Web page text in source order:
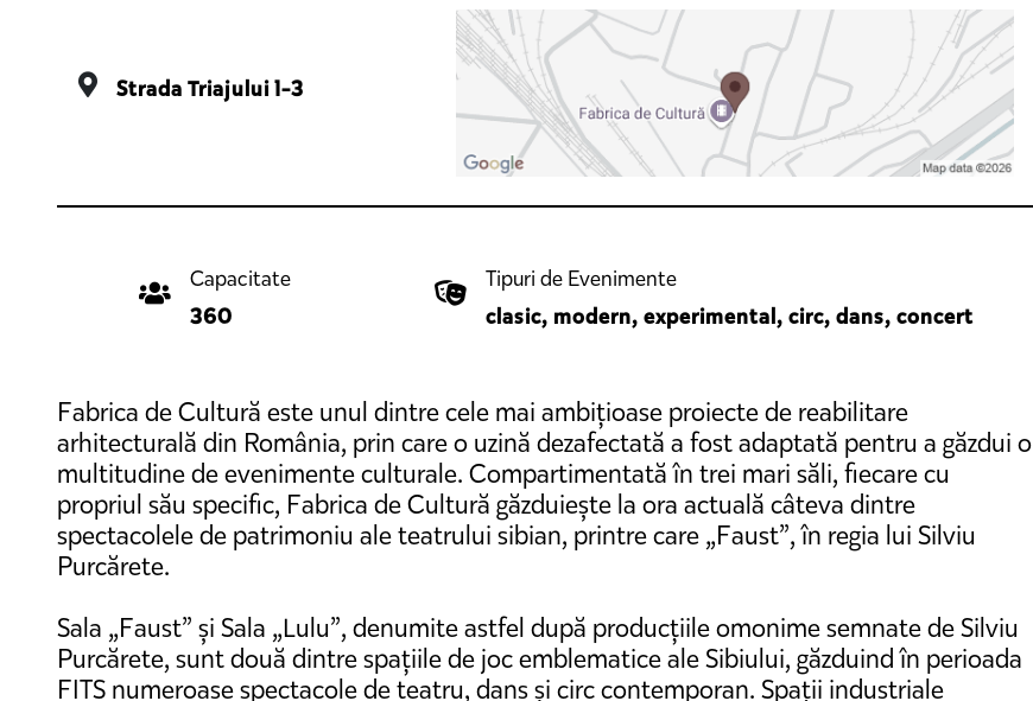
Strada Triajului 1-3
Capacitate
360
Tipuri de Evenimente
clasic, modern, experimental, circ, dans, concert
Fabrica de Cultură este unul dintre cele mai ambițioase proiecte de reabilitare
arhitecturală din România, prin care o uzină dezafectată a fost adaptată pentru a găzdui o
multitudine de evenimente culturale. Compartimentată în trei mari săli, fiecare cu
propriul său specific, Fabrica de Cultură găzduiește la ora actuală câteva dintre
spectacolele de patrimoniu ale teatrului sibian, printre care „Faust”, în regia lui Silviu
Purcărete.
Sala „Faust” și Sala „Lulu”, denumite astfel după producțiile omonime semnate de Silviu
Purcărete, sunt două dintre spațiile de joc emblematice ale Sibiului, găzduind în perioada
FITS numeroase spectacole de teatru, dans și circ contemporan. Spații industriale